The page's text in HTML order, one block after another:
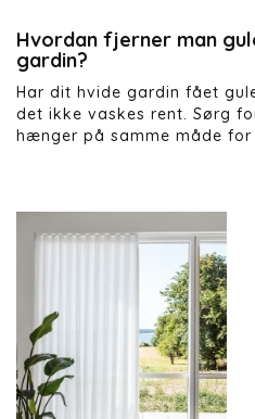
Hvordan fjerner man
gardin?
Har dit hvide gardin fået
det ikke vaskes rent. Sørg
hænger på samme måde